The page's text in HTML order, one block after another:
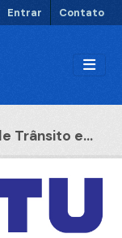
Entrar Contato
Trânsito e...